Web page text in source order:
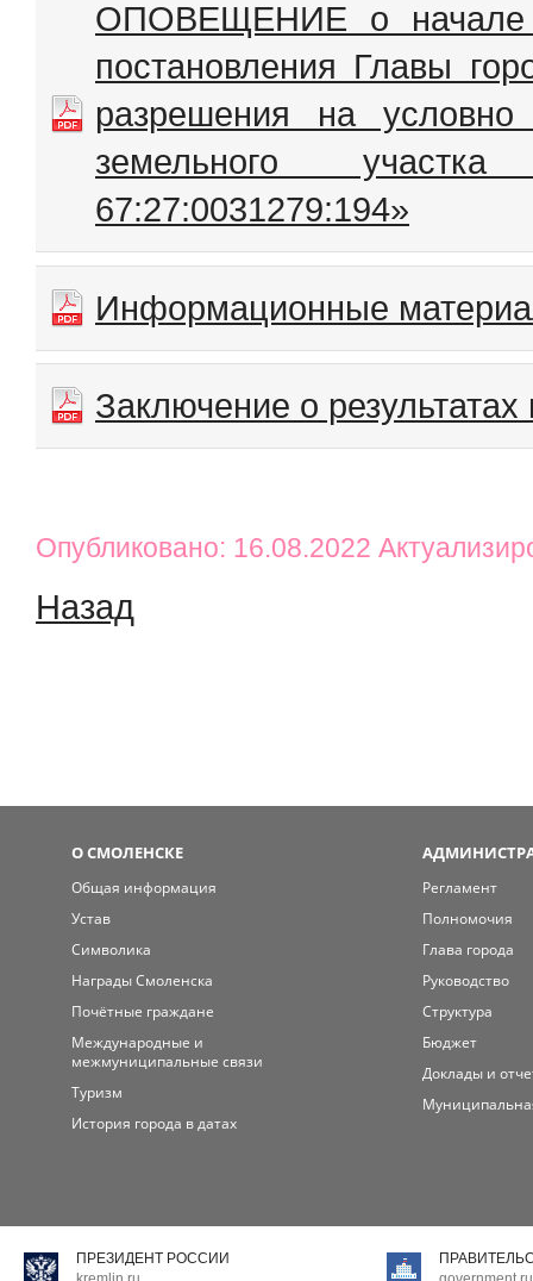
ОПОВЕЩЕНИЕ о начале
постановления Главы
разрешения на
земельного
67:27:0031279:194»
Информационные
Заключение о
Опубликовано: 16.08.2022
Назад
О СМОЛЕНСКЕ
Общая информация
Устав
Символика
Награды Смоленска
Почётные граждане
Международные и
межмуниципальные связи
Туризм
История города в датах
Регламент
Полномочия
Глава города
Руководство
Структура
Бюджет
Доклады и
ПРЕЗИДЕНТ РОССИИ